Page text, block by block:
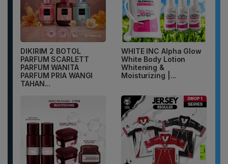
DIKIRIM 2 BOTOL
PARFUM SCARLETT
PARFUM WANITA
PARFUM PRIA WANGI
TAHAN...
WHITE INC Alpha Glow
White Body Lotion
Whitening &
Moisturizing |...